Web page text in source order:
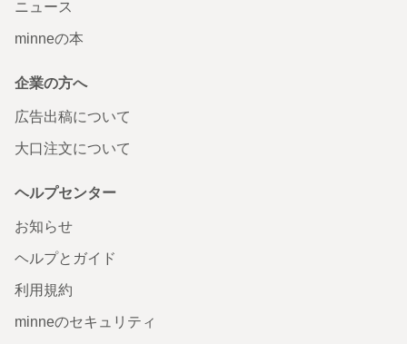
ニュース
minneの本
企業の方へ
広告出稿について
大口注文について
ヘルプセンター
お知らせ
ヘルプとガイド
利用規約
minneのセキュリティ